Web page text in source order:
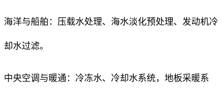
海洋与船舶：压载水处理、海水淡化预处理、发动机冷
却水过滤。
中央空调与暖通：冷冻水、冷却水系统，地板采暖系